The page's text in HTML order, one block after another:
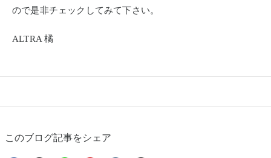
ので是非チェックしてみて下さい。
ALTRA 橘
このブログ記事をシェア